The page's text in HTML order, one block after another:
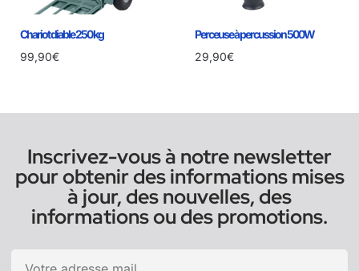
Chariot diable 250 kg
99,90€
Perceuse à percussion 500W
29,90€
Inscrivez-vous à notre newsletter
pour obtenir des informations mises
à jour, des nouvelles, des
informations ou des promotions.